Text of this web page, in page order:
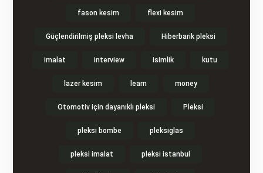
fason kesim flexi kesim
Güçlendirilmiş pleksi levha Hiberbarik pleksi
imalat interview isimlik kutu
lazer kesim learn money
Otomotiv için dayanıklı pleksi Pleksi
pleksi bombe pleksiglas
pleksi imalat pleksi istanbul